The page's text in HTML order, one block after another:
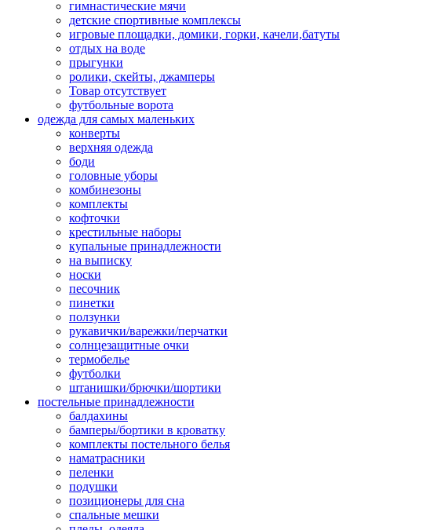
гимнастические мячи
детские спортивные комплексы
игровые площадки, домики, горки, качели,батуты
отдых на воде
прыгунки
ролики, скейты, джамперы
Товар отсутствует
футбольные ворота
одежда для самых маленьких
конверты
верхняя одежда
боди
головные уборы
комбинезоны
комплекты
кофточки
крестильные наборы
купальные принадлежности
на выписку
носки
песочник
пинетки
ползунки
рукавички/варежки/перчатки
солнцезащитные очки
термобелье
футболки
штанишки/брючки/шортики
постельные принадлежности
балдахины
бамперы/бортики в кроватку
комплекты постельного белья
наматрасники
пеленки
подушки
позиционеры для сна
спальные мешки